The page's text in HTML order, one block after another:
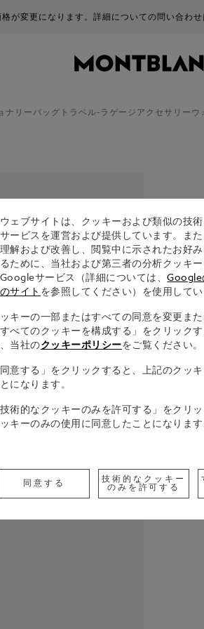
が変更になります。詳細についての問い合わ
ナリーバッグ トラベル-ラゲージ アクセサリー ウ
ェブサイトは、クッキーおよび類似の技
ービスを運営および提供しています。ま
解および改善し、閲覧中に示されたお好
ために、当社および第三者の分析クッキ
サービス（詳細については、Google
サイト を参照してください）を使用してい
キーの一部またはすべての同意を変更また
すべてのクッキーを構成する」をクリック
当社のクッキーポリシーをご覧ください。
同意する」をクリックすると、上記のクッ
になります。
技術的なクッキーのみを許可する」をクリ
キーのみの使用に同意したことになります
同意する
技術的なクッキー
のみを許可する